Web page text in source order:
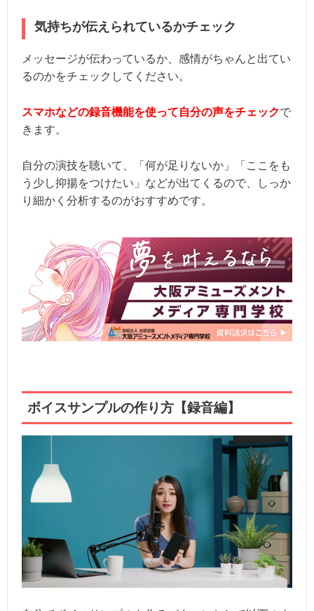
気持ちが伝えられているかチェック
メッセージが伝わっているか、感情がちゃんと出てい
るのかをチェックしてください。
スマホなどの録音機能を使って自分の声をチェックで
きます。
自分の演技を聴いて、「何が足りないか」「ここをも
う少し抑揚をつけたい」などが出てくるので、しっか
り細かく分析するのがおすすめです。
ボイスサンプルの作り方【録音編】